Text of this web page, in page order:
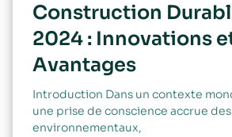
Construction
2024 : Innovations
Avantages
Introduction Dans un contexte
une prise de conscience accrue
environnementaux,